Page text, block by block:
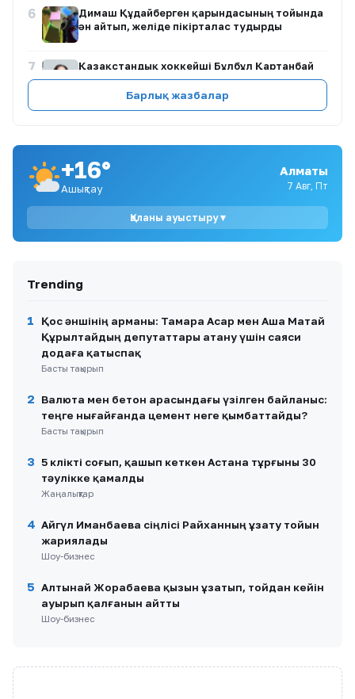
6
Димаш Құдайберген қарындасының тойында
ән айтып, желіде пікірталас тудырды
7
Қазақстандық хоккейші Бұлбұл Қартанбай
Канададағы беделді университетке жұмысқа
орналасты
9
Кабинеттен кабинетке: Емханадағы жаңа
тәртіп пациенттің жолын қысқарта ала ма?
10
Сандуғаш Стамғазиева сахнаға оралып,
шығармашылығын қайта жандандыратынын
Барлық жазбалар
+16°
Ашықтау
Алматы
7 Авг, Пт
Қаланы ауыстыру ▾
Trending
1
Қос әншінің арманы: Тамара Асар мен Аша Матай
Құрылтайдың депутаттары атану үшін саяси
додаға қатыспақ
Басты тақырып
2
Валюта мен бетон арасындағы үзілген байланыс:
теңге нығайғанда цемент неге қымбаттайды?
Басты тақырып
3
5 көлікті соғып, қашып кеткен Астана тұрғыны 30
тәулікке қамалды
Жаңалықтар
4 Айгүл Иманбаева сіңлісі Райханның ұзату тойын
жариялады
Шоу-бизнес
5 Алтынай Жорабаева қызын ұзатып, тойдан кейін
ауырып қалғанын айтты
Шоу-бизнес